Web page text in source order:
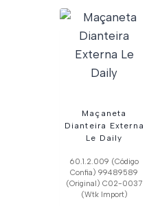
Maçaneta
Dianteira Externa
Le Daily
60.1.2.009 (Código
Confia) 99489589
(Original) C02-0037
(Wtk Import)